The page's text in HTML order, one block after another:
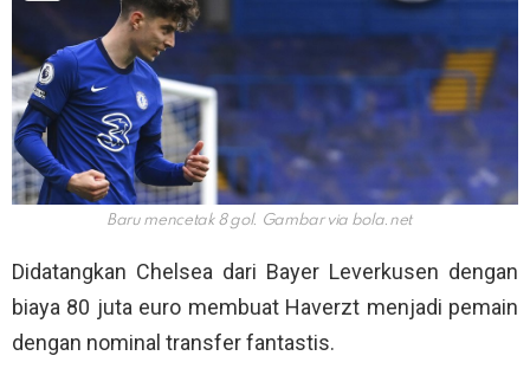
Baru mencetak 8 gol. Gambar via bola.net
Didatangkan Chelsea dari Bayer Leverkusen dengan
biaya 80 juta euro membuat Haverzt menjadi pemain
dengan nominal transfer fantastis.